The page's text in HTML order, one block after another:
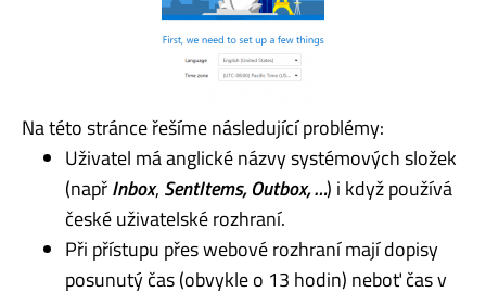
Na této stránce řešíme následující problémy:
Uživatel má anglické názvy systémových složek
(napřInbox, SentItems, Outbox, …) i když používá
české uživatelské rozhraní.
Při přístupu přes webové rozhraní mají dopisy
posunutý čas (obvykle o 13 hodin) neboť čas v